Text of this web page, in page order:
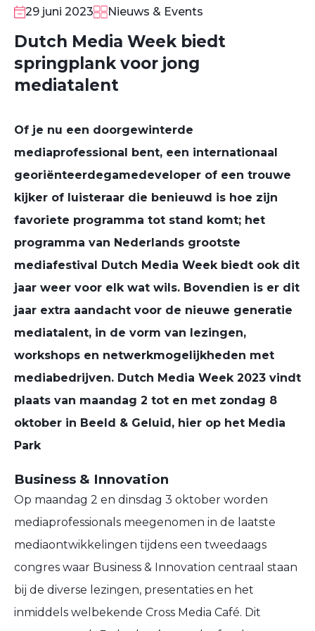
29 juni 2023 Nieuws & Events
Dutch Media Week biedt
springplank voor jong
mediatalent
Of je nu een doorgewinterde
mediaprofessional bent, een internationaal
georiënteerdegamedeveloper of een trouwe
kijker of luisteraar die benieuwd is hoe zijn
favoriete programma tot stand komt; het
programma van Nederlands grootste
mediafestival Dutch Media Week biedt ook dit
jaar weer voor elk wat wils. Bovendien is er dit
jaar extra aandacht voor de nieuwe generatie
mediatalent, in de vorm van lezingen,
workshops en netwerkmogelijkheden met
mediabedrijven. Dutch Media Week 2023 vindt
plaats van maandag 2 tot en met zondag 8
oktober in Beeld & Geluid, hier op het Media
Park
Business & Innovation
Op maandag 2 en dinsdag 3 oktober worden
mediaprofessionals meegenomen in de laatste
mediaontwikkelingen tijdens een tweedaags
congres waar Business & Innovation centraal staan
bij de diverse lezingen, presentaties en het
inmiddels welbekende Cross Media Café. Dit